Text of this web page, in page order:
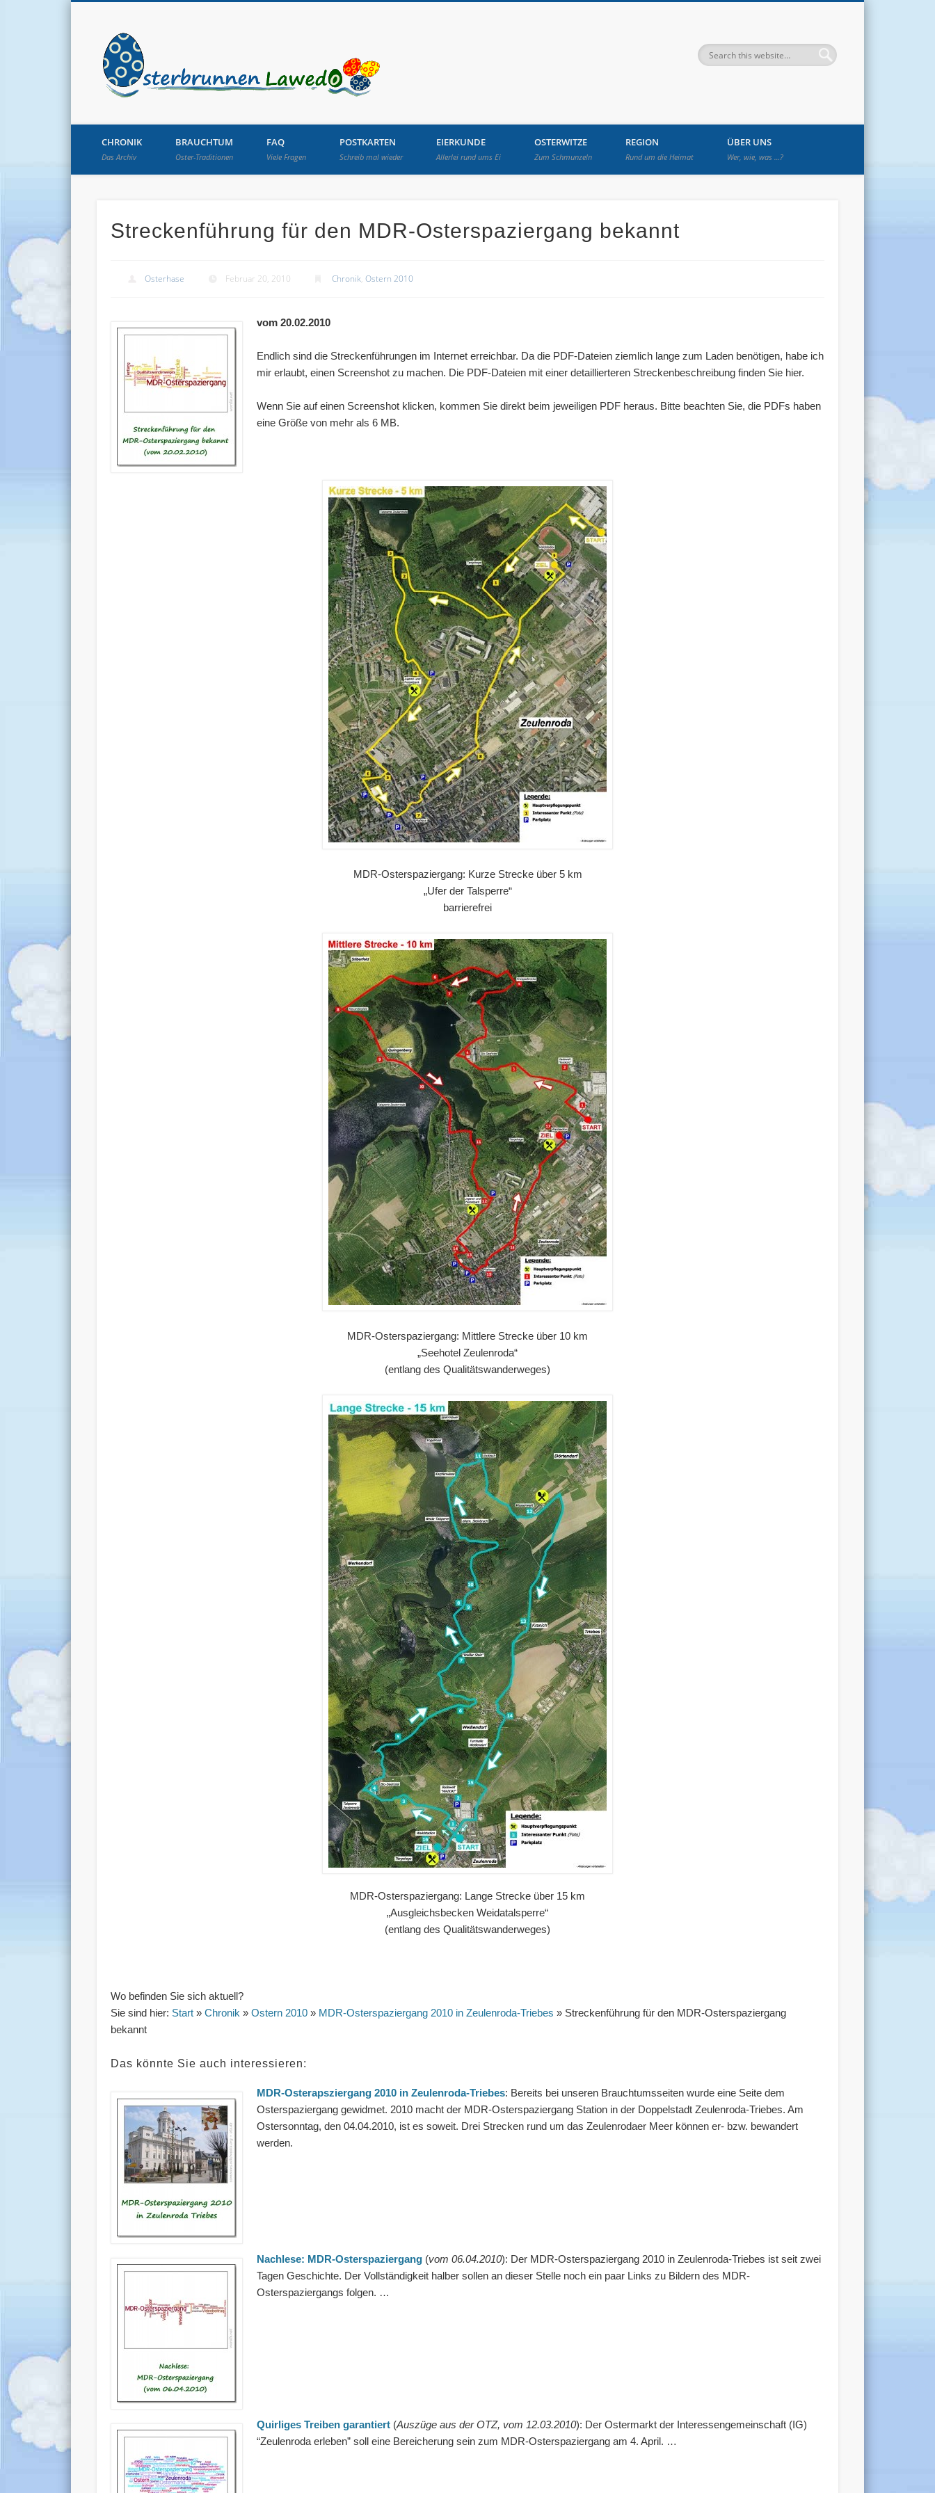
Osterbrunnen in Langenwetzendorf
CHRONIK
Das Archiv
BRAUCHTUM
Oster-Traditionen
FAQ
Viele Fragen
POSTKARTEN
Schreib mal wieder
EIERKUNDE
Allerlei rund ums Ei
OSTERWITZE
Zum Schmunzeln
REGION
Rund um die Heimat
ÜBER UNS
Wer, wie, was …?
Streckenführung für den MDR-Osterspaziergang bekannt
Osterhase Februar 20, 2010 Chronik, Ostern 2010
vom 20.02.2010
Endlich sind die Streckenführungen im Internet erreichbar. Da die PDF-Dateien ziemlich lange zum Laden benötigen, habe ich
mir erlaubt, einen Screenshot zu machen. Die PDF-Dateien mit einer detaillierteren Streckenbeschreibung finden Sie hier.
Wenn Sie auf einen Screenshot klicken, kommen Sie direkt beim jeweiligen PDF heraus. Bitte beachten Sie, die PDFs haben
eine Größe von mehr als 6 MB.
MDR-Osterspaziergang: Kurze Strecke über 5 km
„Ufer der Talsperre“
barrierefrei
MDR-Osterspaziergang: Mittlere Strecke über 10 km
„Seehotel Zeulenroda“
(entlang des Qualitätswanderweges)
MDR-Osterspaziergang: Lange Strecke über 15 km
„Ausgleichsbecken Weidatalsperre“
(entlang des Qualitätswanderweges)
Wo befinden Sie sich aktuell?
Sie sind hier: Start» Chronik » Ostern 2010» MDR-Osterspaziergang 2010 in Zeulenroda-Triebes » Streckenführung für den MDR-Osterspaziergang
bekannt
Das könnte Sie auch interessieren:
MDR-Osterapsziergang 2010 in Zeulenroda-Triebes: Bereits bei unseren Brauchtumsseiten wurde eine Seite dem
Osterspaziergang gewidmet. 2010 macht der MDR-Osterspaziergang Station in der Doppelstadt Zeulenroda-Triebes. Am
Ostersonntag, den 04.04.2010, ist es soweit. Drei Strecken rund um das Zeulenrodaer Meer können er- bzw. bewandert
werden.
Nachlese: MDR-Osterspaziergang (vom 06.04.2010): Der MDR-Osterspaziergang 2010 in Zeulenroda-Triebes ist seit zwei
Tagen Geschichte. Der Vollständigkeit halber sollen an dieser Stelle noch ein paar Links zu Bildern des MDR-
Osterspaziergangs folgen. …
Quirliges Treiben garantiert (Auszüge aus der OTZ, vom 12.03.2010): Der Ostermarkt der Interessengemeinschaft (IG)
“Zeulenroda erleben” soll eine Bereicherung sein zum MDR-Osterspaziergang am 4. April. …